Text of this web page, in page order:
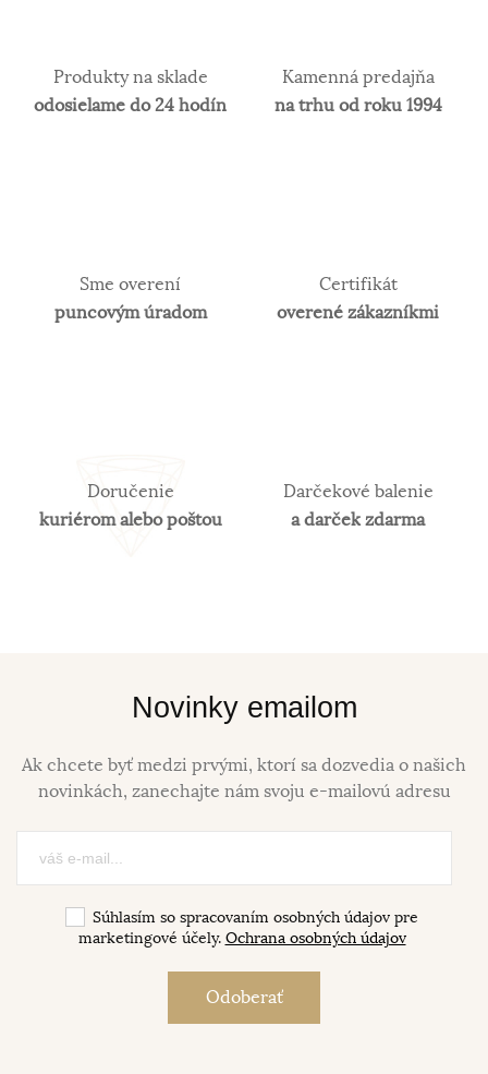
Rýdzosť zlata
investičné účely. V súčasnosti je v obľube najmä
biele zlato. Obsah zlata v klenotníckych zliatinách
Produkty na sklade
odosielame do 24 hodín
Kamenná predajňa
na trhu od roku 1994
Sme overení
puncovým úradom
Certifikát
overené zákazníkmi
Doručenie
kuriérom alebo poštou
Darčekové balenie
a darček zdarma
Novinky emailom
Ak chcete byť medzi prvými, ktorí sa dozvedia o našich
novinkách, zanechajte nám svoju e-mailovú adresu
Súhlasím so spracovaním osobných údajov pre
marketingové účely. Ochrana osobných údajov